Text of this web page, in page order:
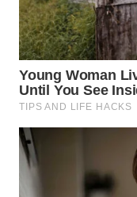
Para ver o reflexo
lar, tenha em mãos:
Bicarbonato